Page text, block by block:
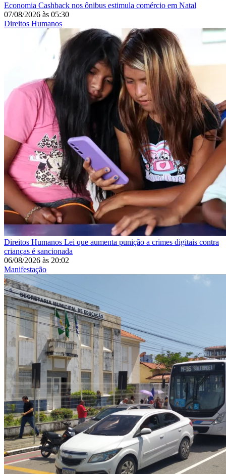
Economia Cashback nos ônibus estimula comércio em Natal
07/08/2026 às 05:30
Direitos Humanos
Direitos Humanos Lei que aumenta punição a crimes digitais contra
crianças é sancionada
06/08/2026 às 20:02
Manifestação